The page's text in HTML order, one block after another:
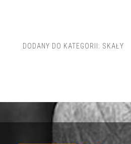
DODANY DO KATEGORII: SKAŁY